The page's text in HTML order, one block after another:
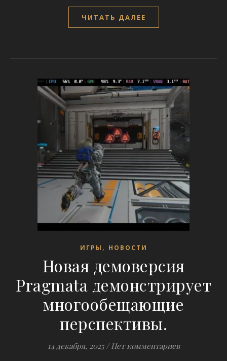
ЧИТАТЬ ДАЛЕЕ
ИГРЫ , НОВОСТИ
Новая демоверсия
Pragmata демонстрирует
многообещающие
перспективы.
14 декабря, 2025 / Нет комментариев